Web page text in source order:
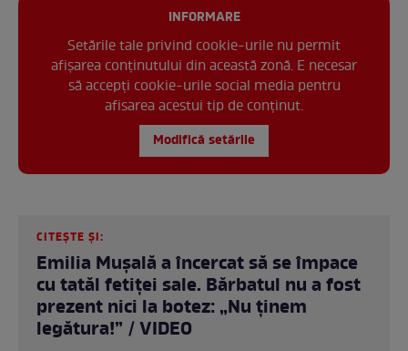
INFORMARE
Setările tale privind cookie-urile nu permit
afișarea conținutului din această zonă. E necesar
să accepți cookie-urile social media pentru
afisarea acestui tip de conținut.
Modifică setările
CITEȘTE ȘI:
Emilia Mușală a încercat să se împace
cu tatăl fetiței sale. Bărbatul nu a fost
prezent nici la botez: „Nu ținem
legătura!” / VIDEO